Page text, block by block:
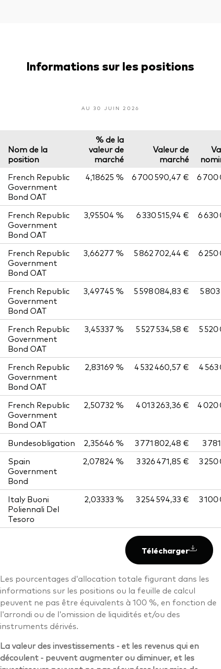
Informations sur les positions
AU 30 JUIN 2026
Nom de la
position
% de la
valeur de
marché
Valeur de
marché
French Republic
Government
Bond OAT
4,18625 % 6 700 590,47 € 6 700
French Republic
Government
Bond OAT
3,95504 % 6 330 515,94 € 6
French Republic
Government
Bond OAT
3,66277 % 5 862 702,44 € 6
French Republic
Government
Bond OAT
3,49745 % 5 598 084,83 € 5
French Republic
Government
Bond OAT
3,45337 % 5 527 534,58 € 5
French Republic
Government
Bond OAT
2,83169 % 4 532 460,57 € 4
French Republic
Government
Bond OAT
2,50732 % 4 013 263,36 € 4
Bundesobligation 2,35646 % 3 771 802,48 €
3
Spain
Government
Bond
2,07824 % 3 326 471,85 € 3
Italy Buoni
Poliennali Del
Tesoro
2,03333 % 3 254 594,33 € 3
Télécharger
Les pourcentages d'allocation totale figurant dans les
informations sur les positions ou la feuille de calcul
peuvent ne pas être équivalents à 100 %, en fonction de
l'arrondi ou de l'omission de liquidités et/ou des
instruments dérivés.
La valeur des investissements - et les revenus qui en
découlent - peuvent augmenter ou diminuer, et les